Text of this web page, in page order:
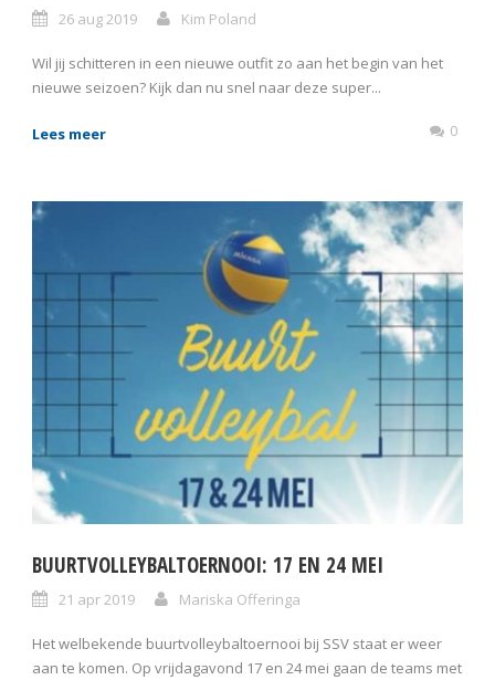
26 aug 2019 Kim Poland
Wil jij schitteren in een nieuwe outfit zo aan het begin van het
nieuwe seizoen? Kijk dan nu snel naar deze super...
Lees meer 0
BUURTVOLLEYBALTOERNOOI: 17 EN 24 MEI
21 apr 2019 Mariska Offeringa
Het welbekende buurtvolleybaltoernooi bij SSV staat er weer
aan te komen. Op vrijdagavond 17 en 24 mei gaan de teams met